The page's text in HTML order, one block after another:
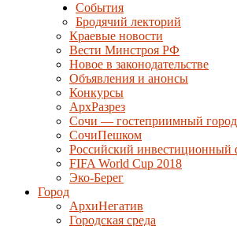
События
Бродячий лекторий
Краевые новости
Вести Минстроя РФ
Новое в законодательстве
Объявления и анонсы
Конкурсы
АрхРазрез
Сочи — гостеприимный город
СочиПешком
Российский инвестиционный
FIFA World Cup 2018
Эко-Берег
Город
АрхиНегатив
Городская среда